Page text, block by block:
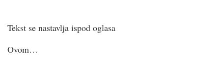
Tekst se nastavlja ispod oglasa
Ovom…